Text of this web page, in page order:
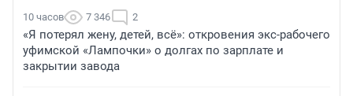
10 часов 7 346 2
«Я потерял жену, детей, всё»: откровения экс-рабочего
уфимской «Лампочки» о долгах по зарплате и
закрытии завода